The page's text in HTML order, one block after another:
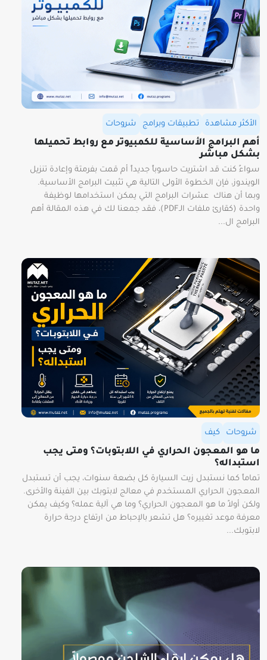
الأكثر مشاهدة تطبيقات وبرامج شروحات
أهم البرامج الأساسية للكمبيوتر مع روابط تحميلها
بشكل مباشر
سواءً كنت قد اشتريت حاسوباً جديداً أم قمت بفرمتة وإعادة تنزيل
الويندوز، فإن الخطوة الأولى التالية هي تثبيت البرامج الأساسية.
وبما أن هناك عشرات البرامج التي يمكن استخدامها لوظيفة
واحدة (كقارئ ملفات الـPDF)، فقد جمعنا لك في هذه المقالة أهم
البرامج ال...
شروحات كيف
ما هو المعجون الحراري في اللابتوبات؟ ومتى يجب
استبداله؟
تماماً كما نستبدل زيت السيارة كل بضعة سنوات، يجب أن تستبدل
المعجون الحراري المستخدم في معالج لابتوبك بين الفينة والأخرى.
ولكن أولاً ما هو المعجون الحراري؟ وما هي آلية عمله؟ وكيف يمكن
معرفة موعد تغييره؟ هل تشعر بالإحباط من ارتفاع درجة حرارة
لابتوبك...